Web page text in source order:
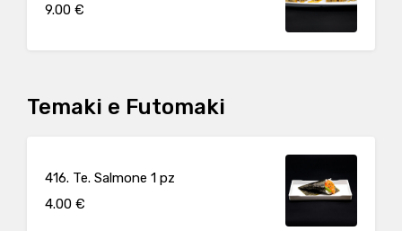
9.00 €
Temaki e Futomaki
416. Te. Salmone 1 pz
4.00 €